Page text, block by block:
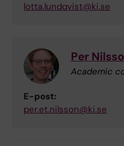
lotta.lundqvist@ki.se
Per
Academic
E-post:
per.et.nilsson@ki.se